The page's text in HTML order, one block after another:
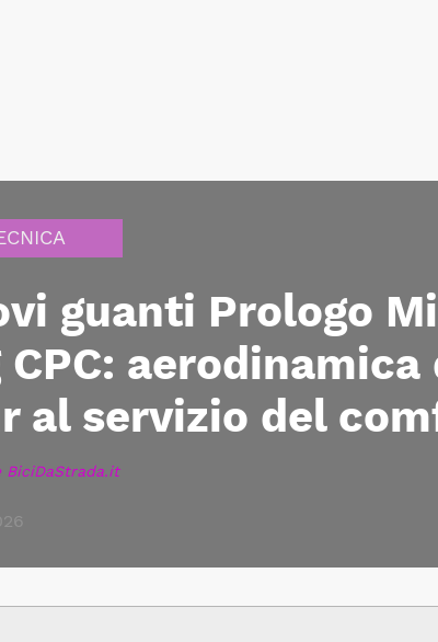
guanti Prologo
CPC: aerodinamica
al servizio del
BiciDaStrada.it